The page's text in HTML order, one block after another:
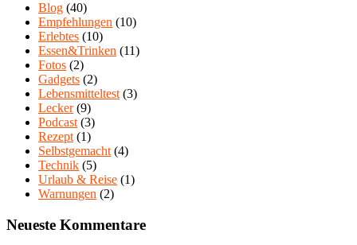
Blog (40)
Empfehlungen (10)
Erlebtes (10)
Essen&Trinken (11)
Fotos (2)
Gadgets (2)
Lebensmitteltest (3)
Lecker(9)
Podcast (3)
Rezept (1)
Selbstgemacht (4)
Technik (5)
Urlaub & Reise (1)
Warnungen (2)
Neueste Kommentare